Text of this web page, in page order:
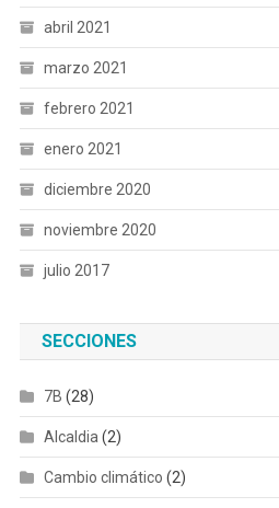
abril 2021
marzo 2021
febrero 2021
enero 2021
diciembre 2020
noviembre 2020
julio 2017
SECCIONES
7B (28)
Alcaldia (2)
Cambio climático (2)